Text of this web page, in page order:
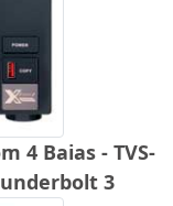
4 Baias - TVS-
3